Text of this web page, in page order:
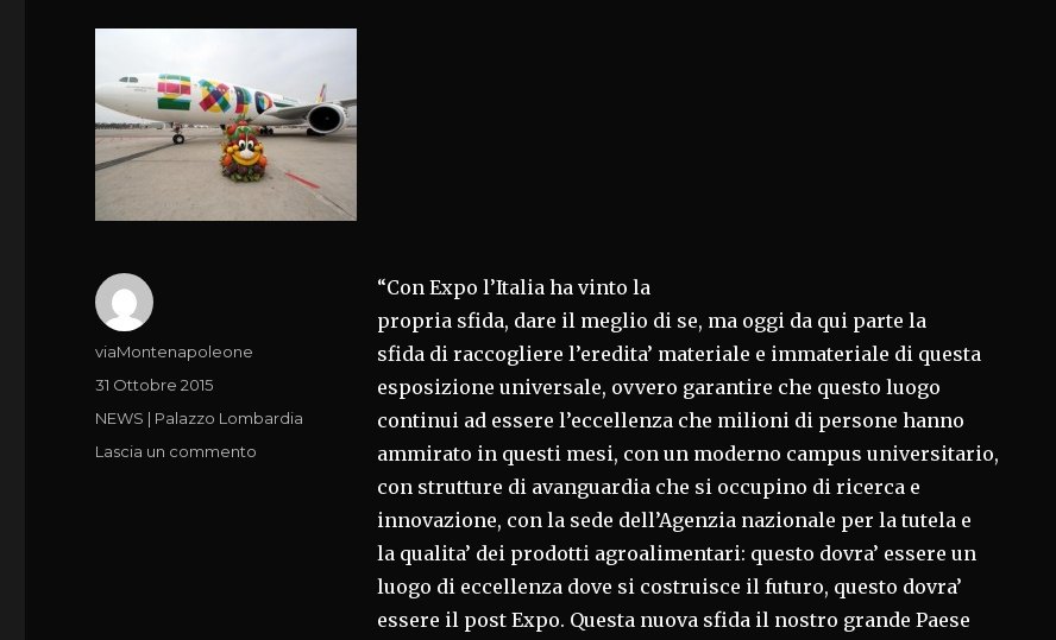
“Con Expo l’Italia ha vinto la
propria sfida, dare il meglio di se, ma oggi da qui parte la
sfida di raccogliere l’eredita’ materiale e immateriale di questa
esposizione universale, ovvero garantire che questo luogo
continui ad essere l’eccellenza che milioni di persone hanno
ammirato in questi mesi, con un moderno campus universitario,
con strutture di avanguardia che si occupino di ricerca e
innovazione, con la sede dell’Agenzia nazionale per la tutela e
la qualita’ dei prodotti agroalimentari: questo dovra’ essere un
luogo di eccellenza dove si costruisce il futuro, questo dovra’
essere il post Expo. Questa nuova sfida il nostro grande Paese
Autore
viaMontenapoleone
Pubblicato
31 Ottobre 2015
Categorie
NEWS | Palazzo Lombardia
Lascia un commento